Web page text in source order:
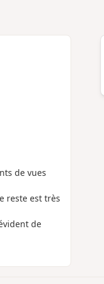
de vues
reste est très
de